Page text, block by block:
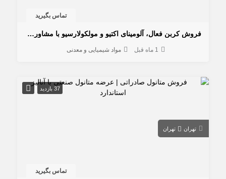
تماس بگیرید
فروش کربن فعال، آلومینای اکتیو و مولکولارسیو با مشاوره تخصصی
1 ماه قبل مواد شیمیایی و معدنی
37 بازدید
تهران تهران
تماس بگیرید